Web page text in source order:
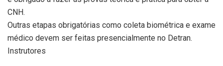
CNH.
Outras etapas obrigatórias como coleta biométrica e exame
médico devem ser feitas presencialmente no Detran.
Instrutores